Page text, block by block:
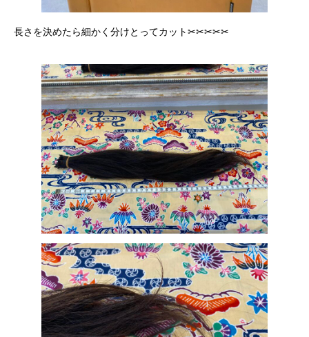
長さを決めたら細かく分けとってカット✂︎✂︎✂︎✂︎✂︎